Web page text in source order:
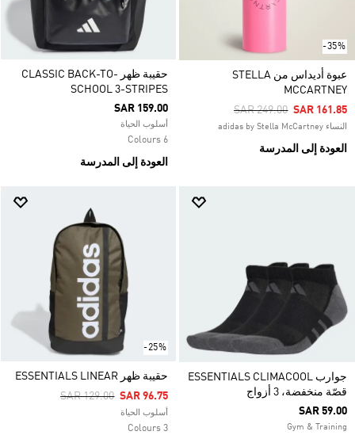
-35%
عبوة أديداس من STELLA
MCCARTNEY
Price Reduced From
SAR 249.00ToSAR 161.85
النساء adidas by Stella McCartney
العودة إلى المدرسة
حقيبة ظهر CLASSIC BACK-TO-
SCHOOL 3-STRIPES
SAR 159.00
أسلوب الحياة
6 Colours
العودة إلى المدرسة
جوارب ESSENTIALS CLIMACOOL
قصّة منخفضة، 3 أزواج
SAR 59.00
Gym & Training
-25%
حقيبة ظهر ESSENTIALS LINEAR
Price Reduced From
SAR 129.00ToSAR 96.75
أسلوب الحياة
3 Colours